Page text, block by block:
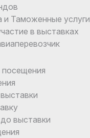
и Таможенные услуги
в выставках
выставки